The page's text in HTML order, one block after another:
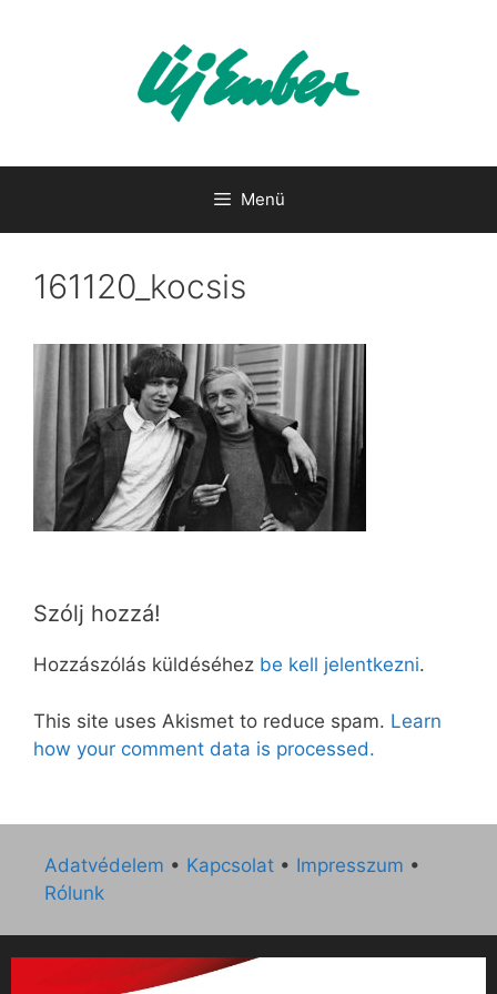
Menü
161120_kocsis
Szólj hozzá!
Hozzászólás küldéséhez be kell jelentkezni.
This site uses Akismet to reduce spam. Learn
how your comment data is processed.
Adatvédelem • Kapcsolat • Impresszum •
Rólunk